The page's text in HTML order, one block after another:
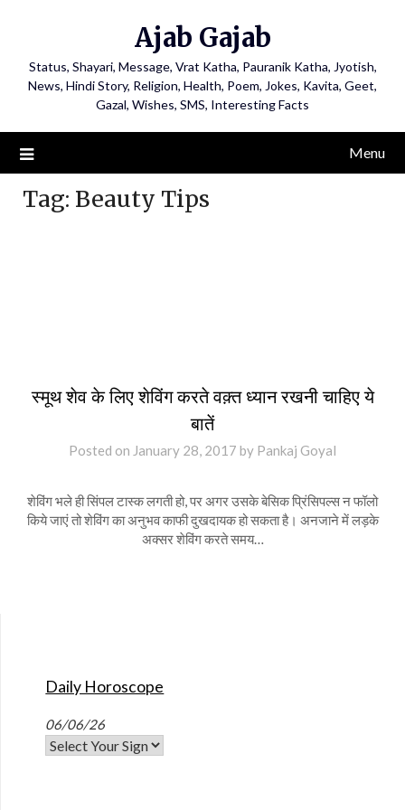
Ajab Gajab
Status, Shayari, Message, Vrat Katha, Pauranik Katha, Jyotish,
News, Hindi Story, Religion, Health, Poem, Jokes, Kavita, Geet,
Gazal, Wishes, SMS, Interesting Facts
Menu
Tag: Beauty Tips
स्मूथ शेव के लिए शेविंग करते वक़्त ध्यान रखनी चाहिए ये
बातें
Posted on January 28, 2017 by Pankaj Goyal
शेविंग भले ही सिंपल टास्क लगती हो, पर अगर उसके बेसिक प्रिंसिपल्स न फॉलो
किये जाएं तो शेविंग का अनुभव काफी दुखदायक हो सकता है। अनजाने में लड़के
अक्सर शेविंग करते समय…
Daily Horoscope
06/06/26